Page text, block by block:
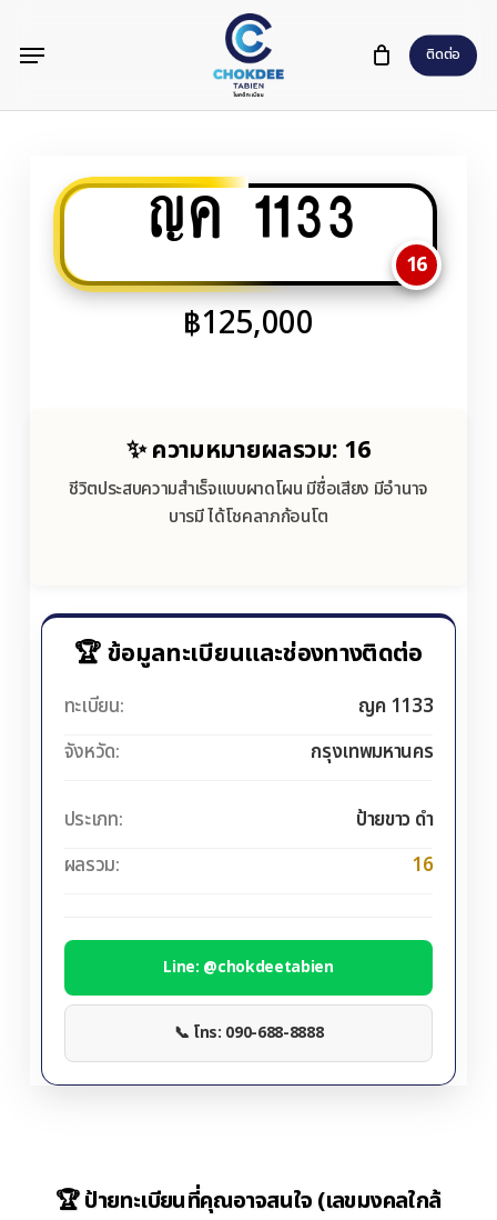
content
ติดต่อ
Menu
ญค 1133
16
฿125,000
✨ ความหมายผลรวม: 16
ชีวิตประสบความสำเร็จแบบผาดโผน มีชื่อเสียง มีอำนาจ
บารมี ได้โชคลาภก้อนโต
🏆 ข้อมูลทะเบียนและช่องทางติดต่อ
ทะเบียน:
ญค 1133
จังหวัด:
กรุงเทพมหานคร
ประเภท:
ป้ายขาว ดำ
ผลรวม:
16
Line: @chokdeetabien
📞 โทร: 090-688-8888
🏆 ป้ายทะเบียนที่คุณอาจสนใจ (เลขมงคลใกล้